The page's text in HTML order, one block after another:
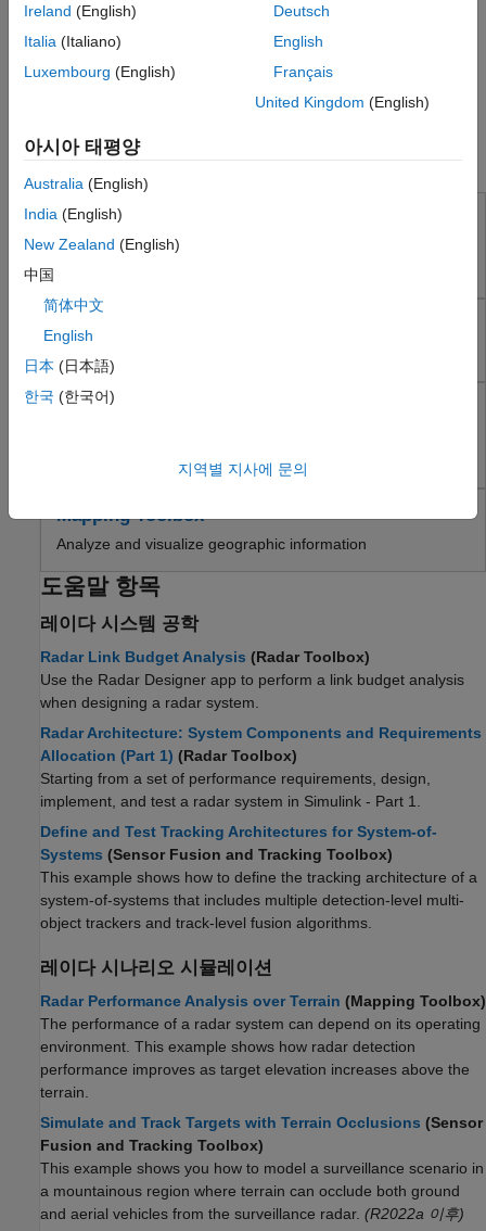
AI 및 통계학
수학 및 최적화
신호 처리
테스트 및 계측(T&M)
RF 및 혼성 신호
Phased Array System Toolbox
Sensor Fusion and Tracking Toolbox
Mapping Toolbox
로보틱스 및 자율 시스템
FPGA, ASIC 및 SoC 개발
자동차
다양한 파형과 위상 배열 프론트엔드에 대한 신호 및 데이터
처리 체인을 설계합니다.
프로토타이핑 및 배포를 위한 HDL 또는 C 코드를 자동
레이다 관련 제품
Radar Toolbox
모노스태틱 레이다 시스템, 바이스태틱 레이다 시스템,
Sensor Fusion and Tracking Toolbox
Mapping Toolbox
Analyze and visualize geographic information
도움말 항목
레이다 시스템 공학
Radar Link Budget Analysis (Radar Toolbox)
Use the Radar Designer app to perform a link budget analysis
when designing a radar system.
Radar Architecture: System Components and Requirements
Allocation (Part 1) (Radar Toolbox)
Starting from a set of performance requirements, design,
implement, and test a radar system in Simulink - Part 1.
Define and Test Tracking Architectures for System-of-
Systems (Sensor Fusion and Tracking Toolbox)
This example shows how to define the tracking architecture of a
system-of-systems that includes multiple detection-level multi-
object trackers and track-level fusion algorithms.
레이다 시나리오 시뮬레이션
Radar Performance Analysis over Terrain (Mapping Toolbox)
The performance of a radar system can depend on its operating
environment. This example shows how radar detection
performance improves as target elevation increases above the
terrain.
Simulate and Track Targets with Terrain Occlusions (Sensor
Fusion and Tracking Toolbox)
This example shows you how to model a surveillance scenario in
a mountainous region where terrain can occlude both ground
and aerial vehicles from the surveillance radar. (R2022a 이후)
Ireland (English)
Italia (Italiano)
Luxembourg (English)
Deutsch
English
Français
United Kingdom (English)
아시아 태평양
Australia (English)
India (English)
New Zealand (English)
中国
简体中文
English
日本 (日本語)
한국 (한국어)
지역별 지사에 문의